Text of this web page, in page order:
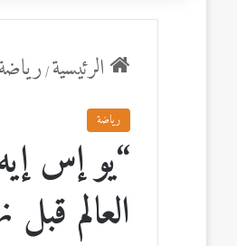
الرئيسية/
رياضة
“يو إس
العالم قبل